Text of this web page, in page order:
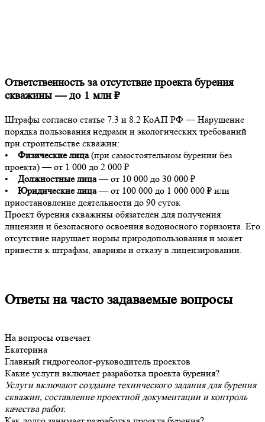
Ответственность за отсутствие проекта бурения
скважины — до 1 млн ₽
Штрафы согласно статье 7.3 и 8.2 КоАП РФ — Нарушение
порядка пользования недрами и экологических требований
при строительстве скважин:
• Физические лица(при самостоятельном бурении без
проекта) — от 1 000 до 2 000 ₽
• Должностные лица— от 10 000 до 30 000 ₽
• Юридические лица— от 100 000 до 1 000 000 ₽ или
приостановление деятельности до 90 суток
Проект бурения скважины обязателен для получения
лицензии и безопасного освоения водоносного горизонта. Его
отсутствие нарушает нормы природопользования и может
привести к штрафам, авариям и отказу в лицензировании.
Ответы на часто задаваемые вопросы
На вопросы отвечает
Екатерина
Главный гидрогеолог-руководитель проектов
Какие услуги включает разработка проекта бурения?
Услуги включают создание технического задания для бурения
скважин, составление проектной документации и контроль
качества работ.